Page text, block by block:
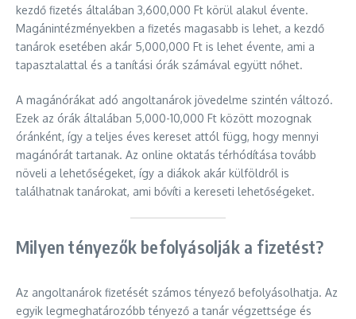
kezdő fizetés általában 3,600,000 Ft körül alakul évente.
Magánintézményekben a fizetés magasabb is lehet, a kezdő
tanárok esetében akár 5,000,000 Ft is lehet évente, ami a
tapasztalattal és a tanítási órák számával együtt nőhet.
A magánórákat adó angoltanárok jövedelme szintén változó.
Ezek az órák általában 5,000-10,000 Ft között mozognak
óránként, így a teljes éves kereset attól függ, hogy mennyi
magánórát tartanak. Az online oktatás térhódítása tovább
növeli a lehetőségeket, így a diákok akár külföldről is
találhatnak tanárokat, ami bővíti a kereseti lehetőségeket.
Milyen tényezők befolyásolják a fizetést?
Az angoltanárok fizetését számos tényező befolyásolhatja. Az
egyik legmeghatározóbb tényező a tanár végzettsége és